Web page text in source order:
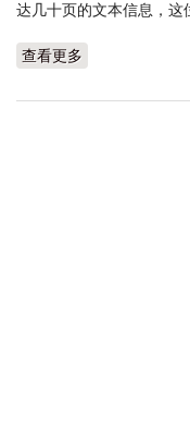
达几十页的文本信息，这
查看更多